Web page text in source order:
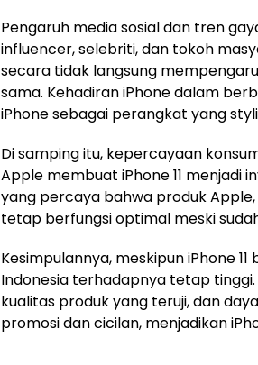
Pengaruh media sosial dan tren
influencer, selebriti, dan tokoh
secara tidak langsung
sama. Kehadiran iPhone dalam
iPhone sebagai perangkat yang
Di samping itu, kepercayaan
Apple membuat iPhone 11 menjadi
yang percaya bahwa produk
tetap berfungsi optimal meski
Kesimpulannya, meskipun iPhone
Indonesia terhadapnya tetap
kualitas produk yang teruji, dan
promosi dan cicilan, menjadikan